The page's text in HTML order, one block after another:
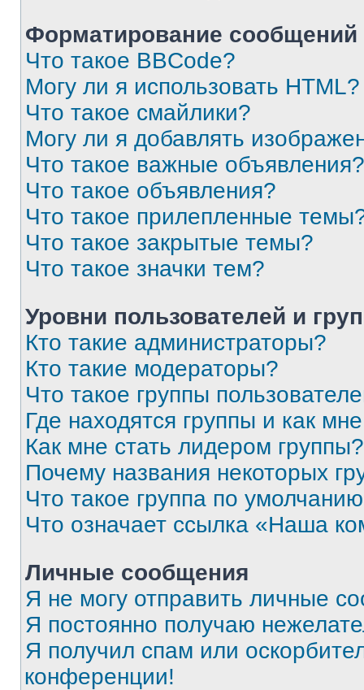
Форматирование
Что такое BBCode?
Могу ли я использовать HTML?
Что такое смайлики?
Могу ли я добавлять
Что такое важные объявления?
Что такое объявления?
Что такое прилепленные
Что такое закрытые темы?
Что такое значки тем?
Уровни пользователей и
Кто такие администраторы?
Кто такие модераторы?
Что такое группы
Где находятся группы и как
Как мне стать лидером группы?
Почему названия некоторых
Что такое группа по
Что означает ссылка «Наша
Личные сообщения
Я не могу отправить личные
Я постоянно получаю
Я получил спам или
конференции!